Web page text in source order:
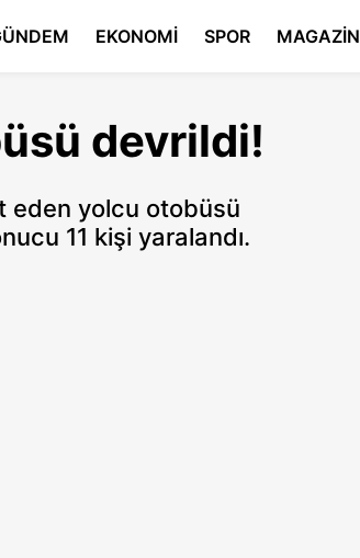
EKONOMİ SPOR MAGAZİN
devrildi!
eden yolcu otobüsü
11 kişi yaralandı.